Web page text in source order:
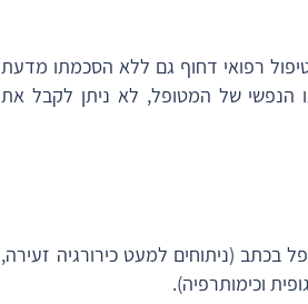
רפואי דחוף גם ללא הסכמתו מדעת
הנפשי של המטופל, לא ניתן לקבל את
בכתב (ניתוחים למעט כירורגיה זעירה,
וכימותרפיה).